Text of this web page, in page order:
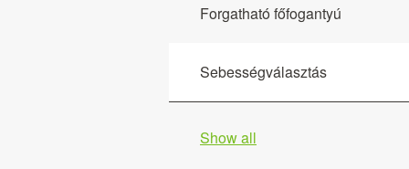
Forgatható főfogantyú
Sebességválasztás
Show all